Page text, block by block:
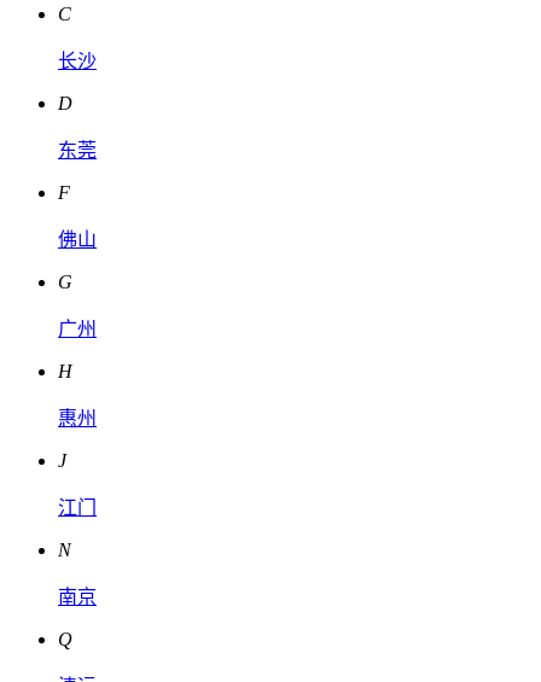
C
长沙
D
东莞
F
佛山
G
广州
H
惠州
J
江门
N
南京
Q